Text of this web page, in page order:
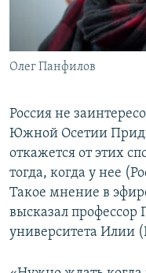
ПОБЕДИТЕЛЕЙ НЕ СУДЯТ?
КРЫМ.НЕПОКОРЕННЫЙ
ELIFBE
ПРИСОЕДИНЯЙТЕСЬ!
Все сайты RFE/RL
Олег Панфилов
Россия не
Южной Осетии
откажется от этих
тогда, когда у нее
Такое мнение в
высказал профессор
университета Илии